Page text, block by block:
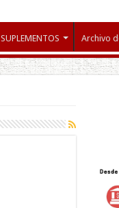
SUPLEMENTOS Archivo